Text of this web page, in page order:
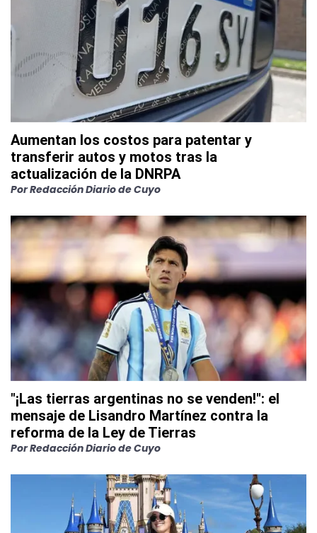
Aumentan los costos para patentar y
transferir autos y motos tras la
actualización de la DNRPA
PorRedacción Diario de Cuyo
"¡Las tierras argentinas no se venden!": el
mensaje de Lisandro Martínez contra la
reforma de la Ley de Tierras
PorRedacción Diario de Cuyo